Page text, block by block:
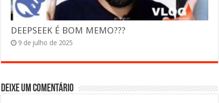
DEEPSEEK É BOM MEMO???
9 de julho de 2025
Deixe um comentário